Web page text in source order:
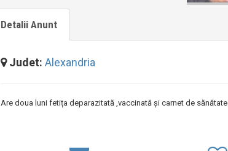
Detalii Anunt
Judet: Alexandria
Are doua luni fetița deparazitată ,vaccinată și carnet de sănătate